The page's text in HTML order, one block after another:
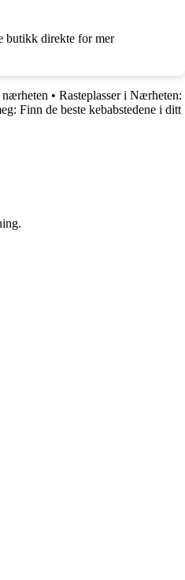
butikk direkte for mer
• Rasteplasser i Nærheten:
Finn de beste kebabstedene i ditt